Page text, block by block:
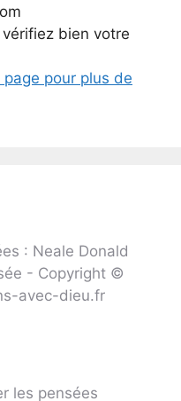
bien votre
pour plus de
: Neale Donald
- Copyright ©
avec-dieu.fr
les pensées